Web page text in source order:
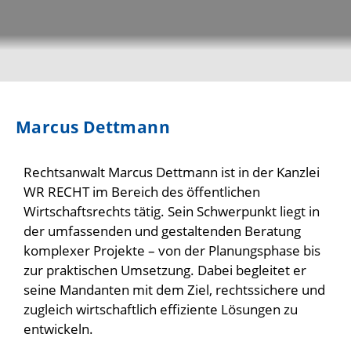
Marcus Dettmann
Rechtsanwalt Marcus Dettmann ist in der Kanzlei
WR RECHT im Bereich des öffentlichen
Wirtschaftsrechts tätig. Sein Schwerpunkt liegt in
der umfassenden und gestaltenden Beratung
komplexer Projekte – von der Planungsphase bis
zur praktischen Umsetzung. Dabei begleitet er
seine Mandanten mit dem Ziel, rechtssichere und
zugleich wirtschaftlich effiziente Lösungen zu
entwickeln.